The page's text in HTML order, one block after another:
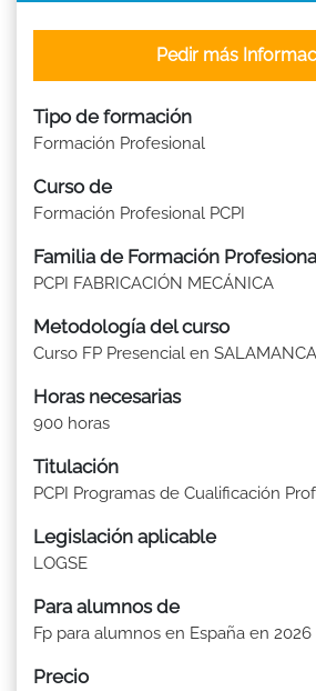
Tipo de formación
Formación Profesional
Curso de
Formación Profesional PCPI
Familia de Formación
PCPI FABRICACIÓN MECÁNICA
Metodología del curso
Curso FP Presencial en SALAMANCA
Horas necesarias
900 horas
Titulación
PCPI Programas de Cualificación
Legislación aplicable
LOGSE
Para alumnos de
Fp para alumnos en España en 2026
Precio
Pedir más